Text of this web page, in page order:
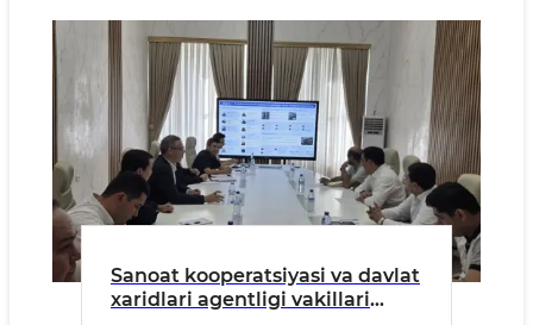
Sanoat kooperatsiyasi va davlat
xaridlari agentligi vakillari